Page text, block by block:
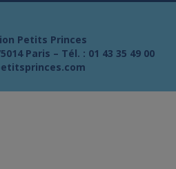
Petits Princes
Paris – Tél. : 01 43 35 49 00